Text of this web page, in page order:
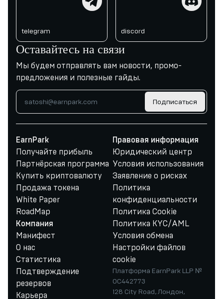
telegram discord
Оставайтесь на связи
Мы будем отправлять вам новости, промо-
предложения и полезные гайды.
Подписаться
EarnPark
Получайте прибыль
Партнёрская программа
Купить криптовалюту
Продажа токена
White Paper
RoadMap
Компания
Манифест
О нас
Статистика
Подтверждение
резервов
Карьера
Правовая информация
Юридический центр
Условия использования
Заявление о рисках
Политика
конфиденциальности
Политика Cookie
Политика KYC/AML
Условия обмена
Настройки файлов
cookie
Платформа EarnPark LLP №
OC442773
128 City Road, Лондон,